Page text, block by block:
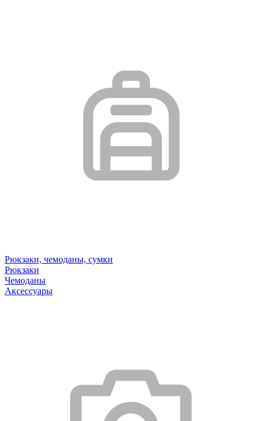
Рюкзаки, чемоданы, сумки
Рюкзаки
Чемоданы
Аксессуары